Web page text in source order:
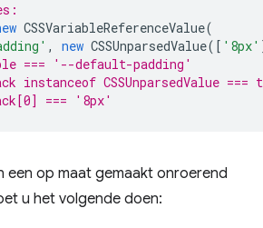
CSSVariableReferenceValue(
, new CSSUnparsedValue([ '8px'
=== '--default-padding'
instanceof CSSUnparsedValue ===
=== '8px'
een op maat gemaakt onroerend
u het volgende doen: